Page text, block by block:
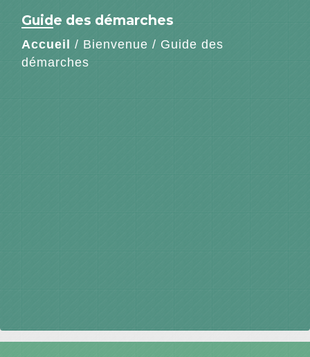
Guide des démarches
Accueil / Bienvenue / Guide des
démarches